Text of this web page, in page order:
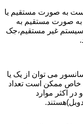
به صورت مستقیم یا
صورت مستقیم به
سیستم غیر مستقیم،جک
می توان از یک یا
خاص ممکن است تعداد
اکثر موارد